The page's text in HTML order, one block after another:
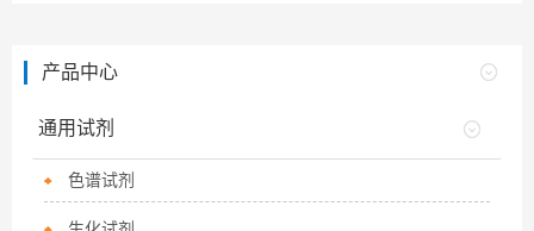
产品中心
通用试剂
色谱试剂